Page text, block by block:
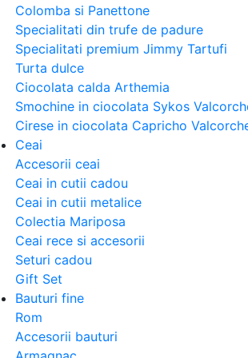
Colomba si Panettone
Specialitati din trufe de padure
Specialitati premium Jimmy Tartufi
Turta dulce
Ciocolata calda Arthemia
Smochine in ciocolata Sykos
Cirese in ciocolata Capricho
Ceai
Accesorii ceai
Ceai in cutii cadou
Ceai in cutii metalice
Colectia Mariposa
Ceai rece si accesorii
Seturi cadou
Gift Set
Bauturi fine
Rom
Accesorii bauturi